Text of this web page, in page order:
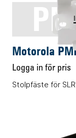
Motorola
Logga in för pris
Stolpfäste för